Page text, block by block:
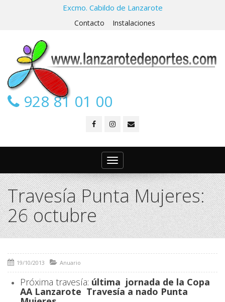
Excmo. Cabildo de Lanzarote
Contacto Instalaciones
928 81 01 00
Toggle
navigation
Travesía Punta Mujeres:
26 octubre
19/10/2013 Anuario
Próxima travesía: última jornada de la Copa
AA Lanzarote Travesía a nado Punta